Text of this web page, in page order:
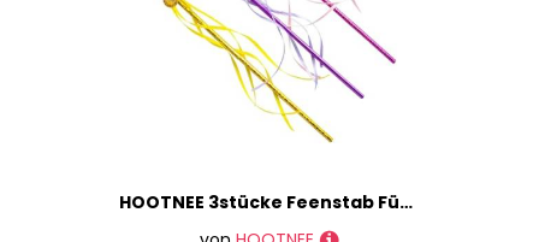
HOOTNEE 3stücke Feenstab Für Mädchen Spielzeug Mit Schmetterlingsform Feenrequisite Für Cosplay-party Partygeschenke Für Farbige Fee- Bastelprojekte Für Familien